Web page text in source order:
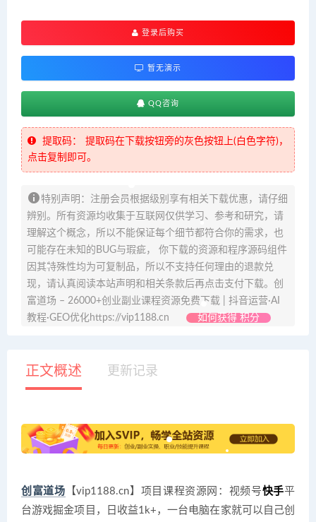
登录后购买
暂无演示
QQ咨询
提取码：
提取码在下载按钮旁的灰色按钮上(白色字符)，
点击复制即可。
特别声明：注册会员根据级别享有相关下载优惠，请仔细
辨别。所有资源均收集于互联网仅供学习、参考和研究，请
理解这个概念，所以不能保证每个细节都符合你的需求，也
可能存在未知的BUG与瑕疵， 你下载的资源和程序源码组件
因其特殊性均为可复制品，所以不支持任何理由的退款兑
现，请认真阅读本站声明和相关条款后再点击支付下载。创
富道场 – 26000+创业副业课程资源免费下载 | 抖音运营·AI
教程·GEO优化https://vip1188.cn
如何获得 积分
正文概述 更新记录
创富道场 【vip1188.cn】项目课程资源网：视频号快手平
台游戏掘金项目，日收益1k+，一台电脑在家就可以自己创